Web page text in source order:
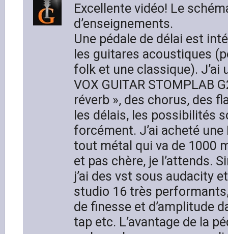
Excellente vidéo! Le
d’enseignements.
Une pédale de délai est
les guitares acoustiques
folk et une classique). J’ai
VOX GUITAR STOMPLAB
réverb », des chorus, des
les délais, les possibilités
forcément. J’ai acheté une
tout métal qui va de 1000
et pas chère, je l’attends.
j’ai des vst sous audacity
studio 16 très
de finesse et d’amplitude
tap etc. L’avantage de la